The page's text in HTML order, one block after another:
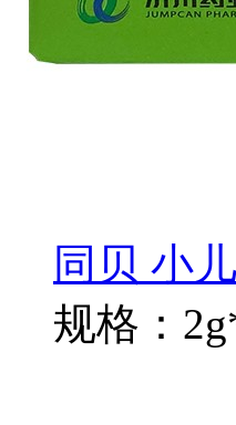
同贝 小
规格：